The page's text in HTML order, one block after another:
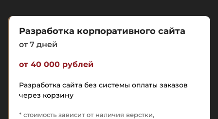
Разработка корпоративного сайта
от 7 дней
от 40 000 рублей
Разработка сайта без системы оплаты заказов
через корзину
* стоимость зависит от наличия верстки,